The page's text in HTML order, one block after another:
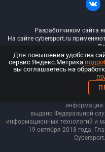
Разработчиком сайта
На сайте cybersport.ru
© ООО
ООО «Киберспорт.ру».
выдано Федеральной
информационных технологий и
19 октября 2018 года.
Для повышения удобства
сервис Яндекс.Метрика
вы соглашаетесь на